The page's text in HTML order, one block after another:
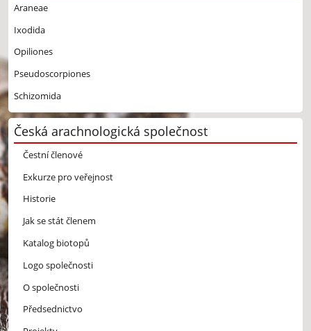
Araneae
Ixodida
Opiliones
Pseudoscorpiones
Schizomida
Česká arachnologická společnost
Čestní členové
Exkurze pro veřejnost
Historie
Jak se stát členem
Katalog biotopů
Logo společnosti
O společnosti
Předsednictvo